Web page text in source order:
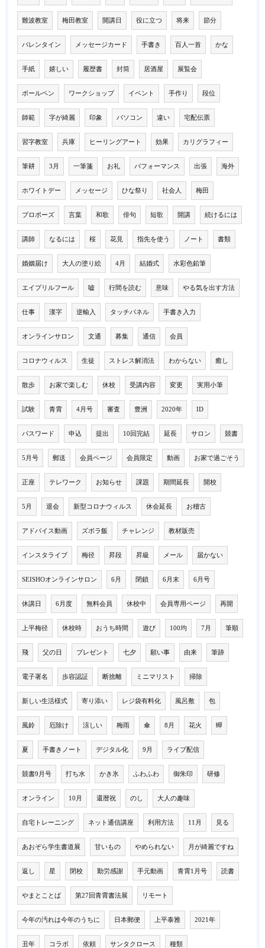
難波教室 梅田教室 開講日 役に立つ 将来 節分
バレンタイン メッセージカード 手書き 百人一首 かな
手紙 嬉しい 履歴書 封筒 居酒屋 展覧会
ボールペン ワークショップ イベント 手作り 段位
師範 字が綺麗 印象 パソコン 違い 宅配伝票
習字教室 兵庫 ヒーリングアート 効果 カリグラフィー
筆耕 3月 一筆箋 お礼 パフォーマンス 出張 海外
ホワイトデー メッセージ ひな祭り 社会人 梅田
プロポーズ 言葉 和歌 俳句 短歌 開講 続けるには
講師 なるには 桜 花見 指先を使う ノート 書類
婚姻届け 大人の塗り絵 4月 結婚式 水彩色鉛筆
エイプリルフール 嘘 行間を読む 意味 やる気を出す方法
仕事 漢字 逆輸入 タッチパネル 手書き入力
オンラインサロン 文通 募集 通信 会員
コロナウィルス 生徒 ストレス解消法 わからない 癒し
散歩 お家で楽しむ 休校 受講内容 変更 実用小筆
試験 青霄 4月号 審査 豊洲 2020年 ID
パスワード 申込 提出 10回完結 延長 サロン 競書
5月号 郵送 会員ページ 会員限定 動画 お家で過ごそう
正座 テレワーク お知らせ 課題 期間延長 開校
5月 退会 新型コロナウィルス 休会延長 お稽古
アドバイス動画 ズボラ飯 チャレンジ 教材販売
インスタライブ 梅径 昇段 昇級 メール 届かない
SEISHOオンラインサロン 6月 閉鎖 6月末 6月号
休講日 6月度 無料会員 休校中 会員専用ページ 再開
上平梅径 休校時 おうち時間 遊び 100均 7月 筆順
飛 父の日 プレゼント 七夕 願い事 由来 筆跡
電子署名 歩容認証 断捨離 ミニマリスト 掃除
新しい生活様式 寄り添い レジ袋有料化 風呂敷 包
風鈴 厄除け 涼しい 梅雨 傘 8月 花火 蟬
夏 手書きノート デジタル化 9月 ライブ配信
競書9月号 打ち水 かき氷 ふわふわ 御朱印 研修
オンライン 10月 還暦祝 のし 大人の趣味
自宅トレーニング ネット通信講座 利用方法 11月 見る
あおぞら学生書道展 甘いもの やめられない 月が綺麗ですね
返し 星 閉校 勤労感謝 手元動画 青霄1月号 読書
やまとことば 第27回青霄書法展 リモート
今年の汚れは今年のうちに 日本郵便 上平泰雅 2021年
丑年 コラボ 依頼 サンタクロース 種類